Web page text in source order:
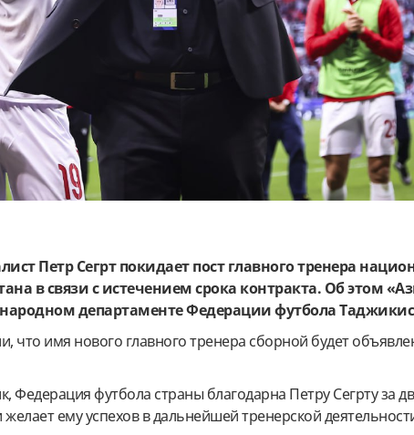
Петр Сегрт покидает пост главного тренера
в связи с истечением срока контракта. Об этом
департаменте Федерации футбола
что имя нового главного тренера сборной будет
Федерация футбола страны благодарна Петру Сегрту за
ему успехов в дальнейшей тренерской